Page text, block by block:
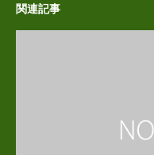
関連記事